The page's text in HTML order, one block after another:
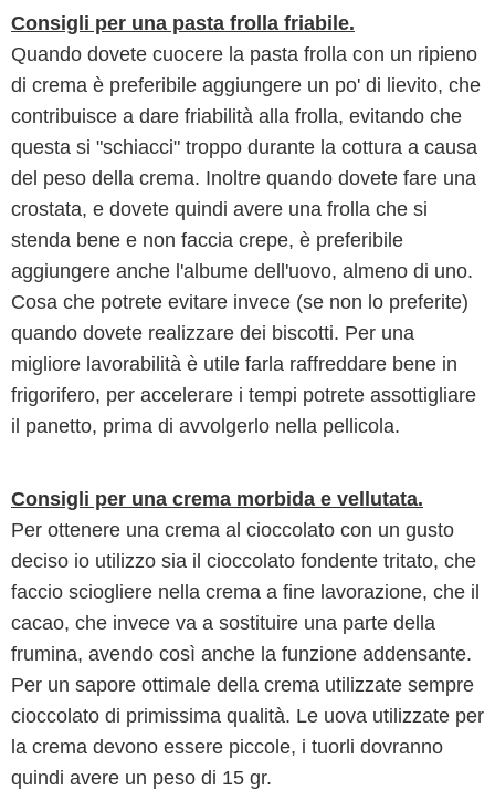
Consigli per una pasta frolla friabile.
Quando dovete cuocere la pasta frolla con un ripieno
di crema è preferibile aggiungere un po' di lievito, che
contribuisce a dare friabilità alla frolla, evitando che
questa si "schiacci" troppo durante la cottura a causa
del peso della crema. Inoltre quando dovete fare una
crostata, e dovete quindi avere una frolla che si
stenda bene e non faccia crepe, è preferibile
aggiungere anche l'albume dell'uovo, almeno di uno.
Cosa che potrete evitare invece (se non lo preferite)
quando dovete realizzare dei biscotti. Per una
migliore lavorabilità è utile farla raffreddare bene in
frigorifero, per accelerare i tempi potrete assottigliare
il panetto, prima di avvolgerlo nella pellicola.
Consigli per una crema morbida e vellutata.
Per ottenere una crema al cioccolato con un gusto
deciso io utilizzo sia il cioccolato fondente tritato, che
faccio sciogliere nella crema a fine lavorazione, che il
cacao, che invece va a sostituire una parte della
frumina, avendo così anche la funzione addensante.
Per un sapore ottimale della crema utilizzate sempre
cioccolato di primissima qualità. Le uova utilizzate per
la crema devono essere piccole, i tuorli dovranno
quindi avere un peso di 15 gr.